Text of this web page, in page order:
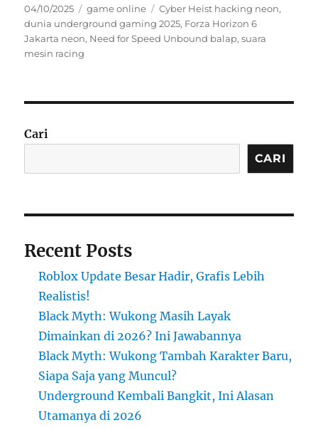
Posted
on
04/10/2025 Categories
game online Tags
Cyber Heist hacking neon,
dunia underground gaming 2025, Forza Horizon 6
Jakarta neon, Need for Speed Unbound balap,suara
mesin racing
Cari
CARI
Recent Posts
Roblox Update Besar Hadir, Grafis Lebih
Realistis!
Black Myth: Wukong Masih Layak
Dimainkan di 2026? Ini Jawabannya
Black Myth: Wukong Tambah Karakter Baru,
Siapa Saja yang Muncul?
Underground Kembali Bangkit, Ini Alasan
Utamanya di 2026